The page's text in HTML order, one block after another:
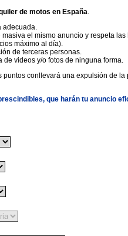
de motos en España.
adecuada.
el mismo anuncio y respeta las
máximo al día).
de terceras personas.
de videos y/o fotos de ninguna forma.
conllevará una expulsión de la
que harán tu anuncio